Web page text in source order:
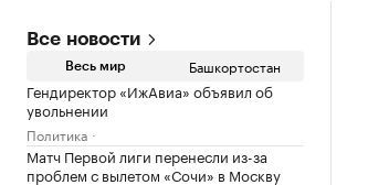
Все новости
Весь мир Башкортостан
Гендиректор «ИжАвиа» объявил об
увольнении
Политика
Матч Первой лиги перенесли из-за
проблем с вылетом «Сочи» в Москву